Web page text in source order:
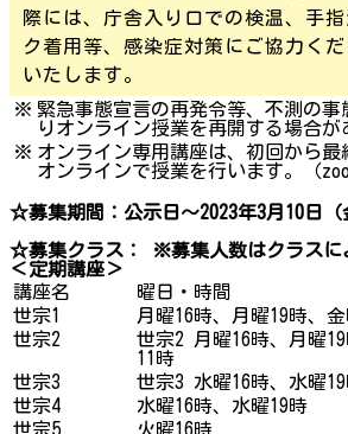
際には、庁舎入り口での検温、手
ク着用等、感染症対策にご協力く
いたします。
※ 緊急事態宣言の再発令等、不測の事
りオンライン授業を再開する場合が
※ オンライン専用講座は、初回から最
オンラインで授業を行います。（
☆募集期間：公示日～2023年3月10日（
☆募集クラス： ※募集人数はクラスに
＜定期講座＞
講座名
曜日・時間
世宗1
月曜16時、月曜19時、
世宗2
世宗2 月曜16時、月曜
11時
世宗3
世宗3 水曜16時、水曜19
世宗4
水曜16時、水曜19時
世宗5
火曜16時